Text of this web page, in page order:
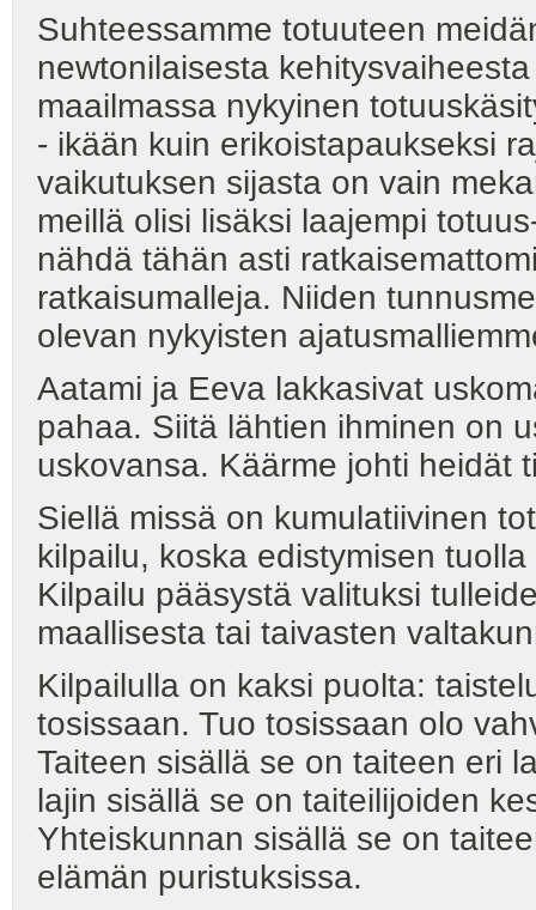
Suhteessamme totuuteen
newtonilaisesta
maailmassa nykyinen
- ikään kuin erikoistapaukseksi
vaikutuksen sijasta on vain
meillä olisi lisäksi laajempi
nähdä tähän asti
ratkaisumalleja. Niiden
olevan nykyisten
Aatami ja Eeva lakkasivat
pahaa. Siitä lähtien ihminen on
uskovansa. Käärme johti heidät
Siellä missä on kumulatiivinen
kilpailu, koska edistymisen
Kilpailu pääsystä valituksi
maallisesta tai taivasten
Kilpailulla on kaksi puolta:
tosissaan. Tuo tosissaan olo
Taiteen sisällä se on taiteen eri
lajin sisällä se on taiteilijoiden
Yhteiskunnan sisällä se on
elämän puristuksissa.